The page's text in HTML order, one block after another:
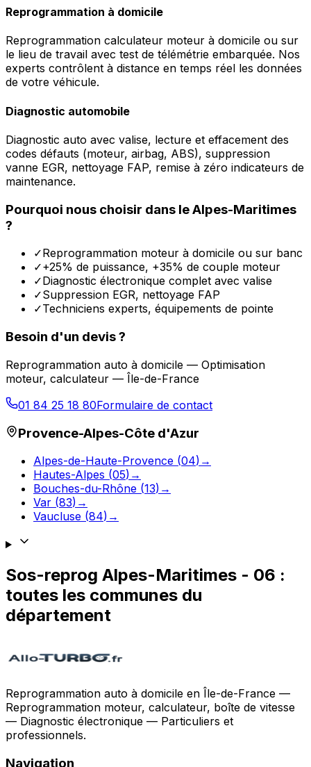
Reprogrammation à domicile
Reprogrammation calculateur moteur à domicile ou sur
le lieu de travail avec test de télémétrie embarquée. Nos
experts contrôlent à distance en temps réel les données
de votre véhicule.
Diagnostic automobile
Diagnostic auto avec valise, lecture et effacement des
codes défauts (moteur, airbag, ABS), suppression
vanne EGR, nettoyage FAP, remise à zéro indicateurs de
maintenance.
Pourquoi nous choisir dans leAlpes-Maritimes
?
✓Reprogrammation moteur à domicile ou sur banc
✓+25% de puissance, +35% de couple moteur
✓Diagnostic électronique complet avec valise
✓Suppression EGR, nettoyage FAP
✓Techniciens experts, équipements de pointe
Besoin d'un devis ?
Reprogrammation auto à domicile — Optimisation
moteur, calculateur — Île-de-France
01 84 25 18 80Formulaire de contact
Provence-Alpes-Côte d'Azur
Alpes-de-Haute-Provence (04) →
Hautes-Alpes (05) →
Bouches-du-Rhône (13) →
Var (83) →
Vaucluse (84) →
Sos-reprog Alpes-Maritimes - 06 :
toutes les communes du
département
Reprogrammation auto à domicile en Île-de-France —
Reprogrammation moteur, calculateur, boîte de vitesse
— Diagnostic électronique — Particuliers et
professionnels.
Navigation